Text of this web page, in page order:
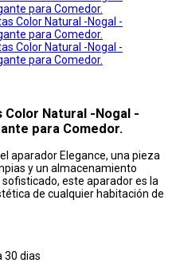
Natural -Nogal -
para Comedor.
aparador Elegance, una pieza
y un almacenamiento
este aparador es la
de cualquier habitación de
30 dias